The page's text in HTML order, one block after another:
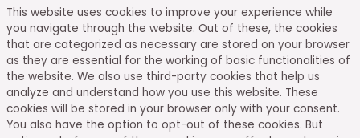
This website uses cookies to improve your experience while
you navigate through the website. Out of these, the cookies
that are categorized as necessary are stored on your browser
as they are essential for the working of basic functionalities of
the website. We also use third-party cookies that help us
analyze and understand how you use this website. These
cookies will be stored in your browser only with your consent.
You also have the option to opt-out of these cookies. But